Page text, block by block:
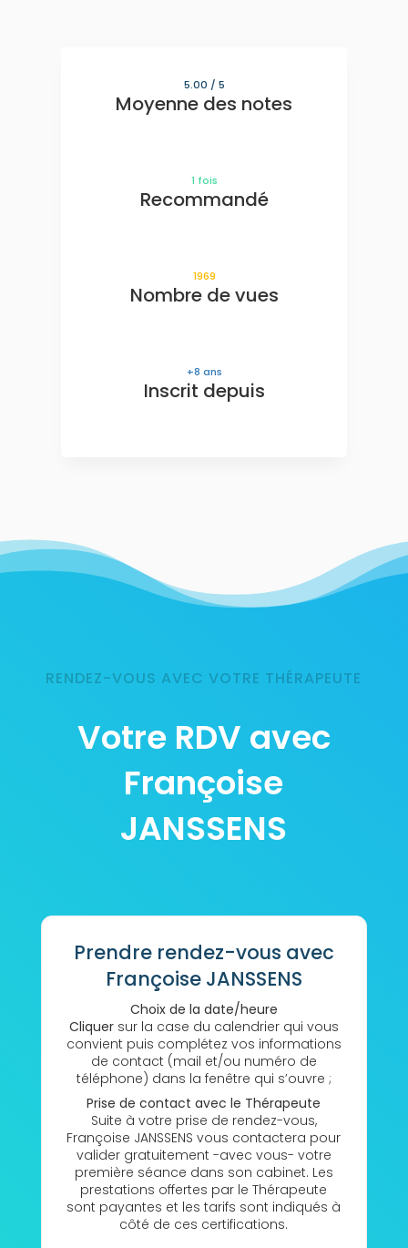
5.00 / 5
Moyenne des notes
1 fois
Recommandé
1969
Nombre de vues
8 ans
Inscrit depuis
RENDEZ-VOUS AVEC VOTRE THÉRAPEUTE
Votre RDV avec
Françoise
JANSSENS
Prendre rendez-vous avec
Françoise JANSSENS
Choix de la date/heure
Cliquersur la case du calendrier qui vous
convient puis complétez vos informations
de contact (mail et/ou numéro de
téléphone) dans la fenêtre qui s’ouvre ;
Prise de contact avec le Thérapeute
Suite à votre prise de rendez-vous,
Françoise JANSSENS vous contactera pour
valider gratuitement -avec vous- votre
première séance dans son cabinet. Les
prestations offertes par le Thérapeute
sont payantes et les tarifs sont indiqués à
côté de ces certifications.